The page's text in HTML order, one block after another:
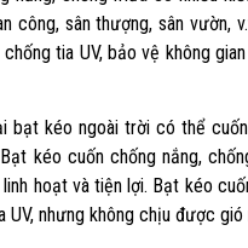
công, sân thượng, sân vườn,
tia UV, bảo vệ không
bạt kéo ngoài trời có thể
kéo cuốn chống nắng,
hoạt và tiện lợi. Bạt kéo
nhưng không chịu được gió